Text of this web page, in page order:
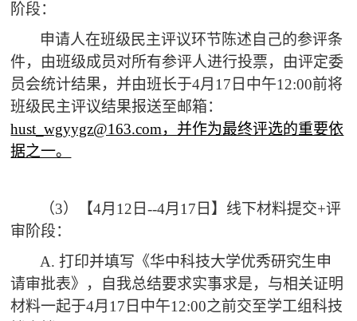
阶段：
申请人在班级民主评议环节陈述自己的参评条
件，由班级成员对所有参评人进行投票，由评定委
员会统计结果，并由班长于4月 17 日 中午12:00前将
班级民主评议结果报送至邮箱：
hust_wgyygz@163.com，并作为最终评选的重要依
据之一。
（3）【4月12 日--4月17 日】线下材料提交+评
审阶段：
A. 打印并填写《华中科技大学优秀研究生申
请审批表》，自我总结要求实事求是， 与相关证明
材料一起于4月17日中午12:00之前交至学工组科技